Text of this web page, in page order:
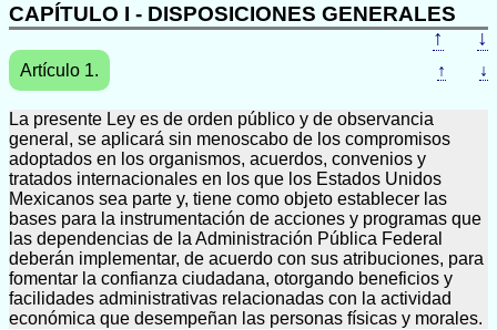
CAPÍTULO I - DISPOSICIONES GENERALES
↑
↓
Artículo 1. ↑ ↓
La presente Ley es de orden público y de observancia
general, se aplicará sin menoscabo de los compromisos
adoptados en los organismos, acuerdos, convenios y
tratados internacionales en los que los Estados Unidos
Mexicanos sea parte y, tiene como objeto establecer las
bases para la instrumentación de acciones y programas que
las dependencias de la Administración Pública Federal
deberán implementar, de acuerdo con sus atribuciones, para
fomentar la confianza ciudadana, otorgando beneficios y
facilidades administrativas relacionadas con la actividad
económica que desempeñan las personas físicas y morales.